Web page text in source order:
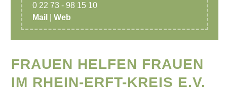
FRAUEN HELFEN FRAUEN
IM RHEIN-ERFT-KREIS E.V.
0 22 73 - 98 15 10
Mail
|Web